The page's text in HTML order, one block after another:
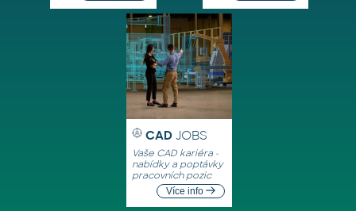
CAD JOBS
Vaše CAD kariéra -
nabídky a poptávky
pracovních pozic
Více info